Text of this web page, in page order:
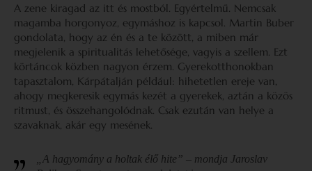
A zene kiragad az itt és mostból. Egyértelmű. Nemcsak
magamba horgonyoz, egymáshoz is kapcsol. Martin Buber
gondolata, hogy az én és a te között, a miben már
megjelenik a spiritualitás lehetősége, vagyis a szellem. Ezt
körtáncok közben nagyon érzem. Gyerekotthonokban
tapasztalom, Kárpátalján például: hihetetlen ereje van,
ahogy megkeresik egymás kezét a gyerekek, aztán a közös
ritmust, és összehangolódnak. Csak ezután van helye a
szavaknak, akár egy mesének.
„A hagyomány a holtak élő hite” – mondja Jaroslav